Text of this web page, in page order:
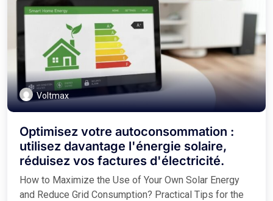
Voltmax
Optimisez votre autoconsommation :
utilisez davantage l'énergie solaire,
réduisez vos factures d'électricité.
How to Maximize the Use of Your Own Solar Energy
and Reduce Grid Consumption? Practical Tips for the